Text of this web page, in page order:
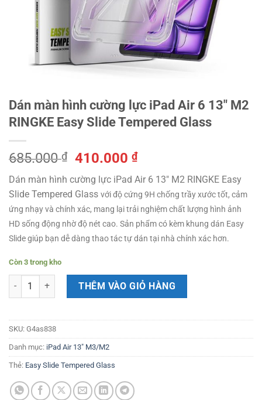
Dán màn hình cường lực iPad Air 6 13″ M2
RINGKE Easy Slide Tempered Glass
685.000₫
Giá
gốc
là:
685.000 ₫.
410.000₫Giá
hiện
tại
là:
410.000 ₫.
Dán màn hình cường lực iPad Air 6 13″ M2 RINGKE Easy
Slide Tempered Glass với độ cứng 9H chống trầy xước tốt, cảm
ứng nhạy và chính xác, mang lại trải nghiệm chất lượng hình ảnh
HD sống động nhờ độ nét cao. Sản phẩm có kèm khung dán Easy
Slide giúp bạn dễ dàng thao tác tự dán tại nhà chính xác hơn.
Còn 3 trong kho
Dán màn hình cường lực iPad Air 6 13" M2 RINGKE Easy Slide
THÊM VÀO GIỎ HÀNG
SKU: G4as838
Danh mục: iPad Air 13" M3/M2
Thẻ: Easy Slide Tempered Glass